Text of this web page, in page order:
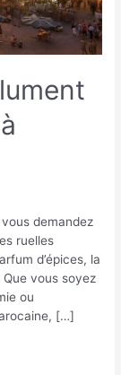
demandez
ruelles
d’épices, la
vous soyez
ou
[…]